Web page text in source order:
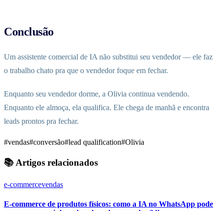
Conclusão
Um assistente comercial de IA não substitui seu vendedor — ele faz
o trabalho chato pra que o vendedor foque em fechar.
Enquanto seu vendedor dorme, a Olivia continua vendendo.
Enquanto ele almoça, ela qualifica. Ele chega de manhã e encontra
leads prontos pra fechar.
#vendas#conversão#lead qualification#Olivia
📚 Artigos relacionados
e-commercevendas
E-commerce de produtos físicos: como a IA no WhatsApp pode